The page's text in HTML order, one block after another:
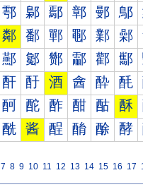
鄠 鄡 鄢 鄣 鄤 鄥
鄰 鄱 鄲 鄳 鄴 鄵
酀 酁 酂 酃 酄 酅
酐 酑 酒 酓 酔 酕
酠 酡 酢 酣 酤 酥
酰 酱 酲 酳 酴 酵
7 8 9 10 11 12 13 14 15 16 17